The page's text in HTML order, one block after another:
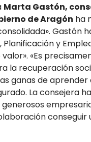
Marta Gastón,
de Aragón ha
Gastón
y
«Es
la recuperación
ganas de aprender
La consejera
conseguir